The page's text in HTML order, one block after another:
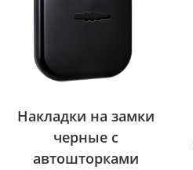
Накладки на замки
черные с
автошторками